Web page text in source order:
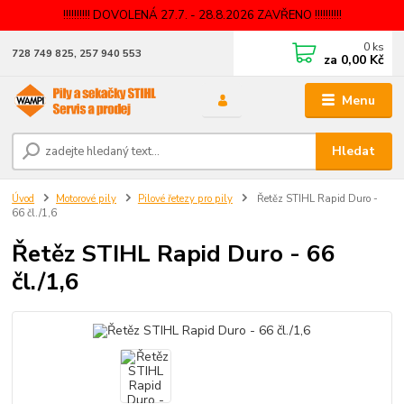
!!!!!!!!!! DOVOLENÁ 27.7. - 28.8.2026 ZAVŘENO !!!!!!!!!!
Menu
Hledat
728 749 825, 257 940 553 0 ks
za 0,00 Kč
Úvod Motorové pily Pilové řetezy pro pily
Řetěz STIHL Rapid Duro -
66 čl./1,6
Řetěz STIHL Rapid Duro - 66
čl./1,6